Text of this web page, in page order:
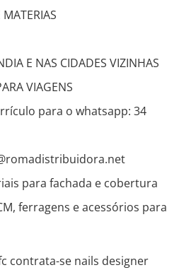
MATERIAS
E NAS CIDADES VIZINHAS
VIAGENS
para o whatsapp: 34
para fachada e cobertura
ferragens e acessórios para
contrata-se nails designer